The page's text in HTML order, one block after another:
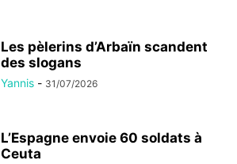
Les pèlerins d’Arbaïn scandent
des slogans
Yannis - 31/07/2026
L’Espagne envoie 60 soldats à
Ceuta